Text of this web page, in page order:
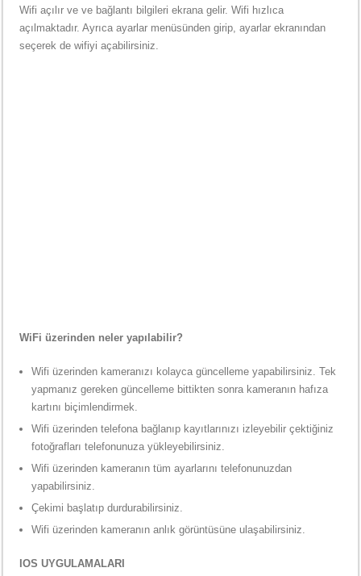
Wifi açılır ve ve bağlantı bilgileri ekrana gelir. Wifi hızlıca
açılmaktadır. Ayrıca ayarlar menüsünden girip, ayarlar ekranından
seçerek de wifiyi açabilirsiniz.
WiFi üzerinden neler yapılabilir?
Wifi üzerinden kameranızı kolayca güncelleme yapabilirsiniz. Tek
yapmanız gereken güncelleme bittikten sonra kameranın hafıza
kartını biçimlendirmek.
Wifi üzerinden telefona bağlanıp kayıtlarınızı izleyebilir çektiğiniz
fotoğrafları telefonunuza yükleyebilirsiniz.
Wifi üzerinden kameranın tüm ayarlarını telefonunuzdan
yapabilirsiniz.
Çekimi başlatıp durdurabilirsiniz.
Wifi üzerinden kameranın anlık görüntüsüne ulaşabilirsiniz.
IOS UYGULAMALARI